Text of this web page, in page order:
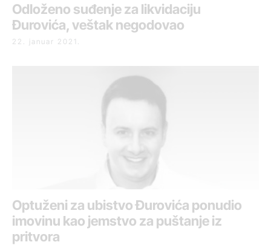
Odloženo suđenje za likvidaciju
Đurovića, veštak negodovao
22. januar 2021.
Optuženi za ubistvo Đurovića ponudio
imovinu kao jemstvo za puštanje iz
pritvora